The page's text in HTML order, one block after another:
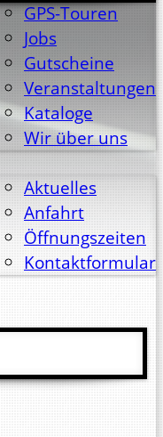
GPS-Touren
Jobs
Gutscheine
Veranstaltungen
Kataloge
Wir über uns
Aktuelles
Anfahrt
Öffnungszeiten
Kontaktformular